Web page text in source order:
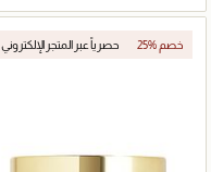
25% خصم حصرياً عبر المتجر الإلكتروني